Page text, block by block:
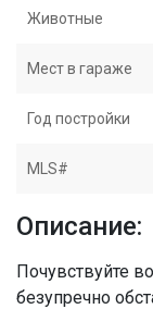
Животные
Мест в гараже
Год постройки
MLS#
Описание:
Почувствуйте
безупречно